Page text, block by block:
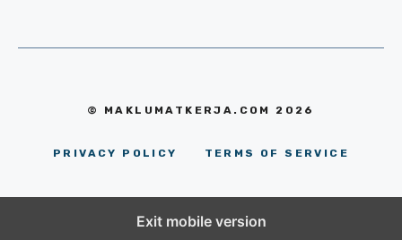
© MAKLUMATKERJA.COM 2026
PRIVACY POLICY TERMS OF SERVICE
Exit mobile version